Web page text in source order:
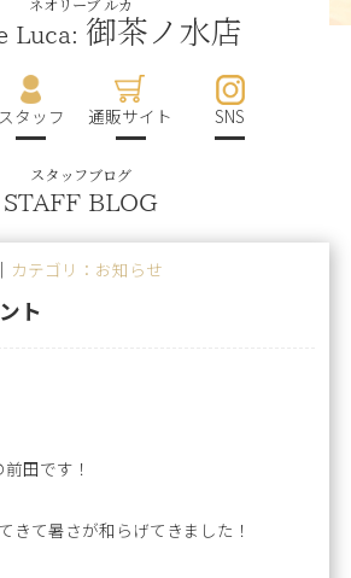
ネオリーブ ルカ
Luca: 御茶ノ水店
スタッフ 通販サイト SNS
スタッフブログ
STAFF BLOG
カテゴリ：お知らせ
ト
田です！
きて暑さが和らげてきました！